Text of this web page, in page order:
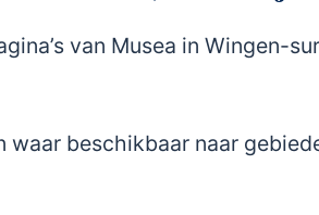
van Musea in Wingen-
waar beschikbaar naar